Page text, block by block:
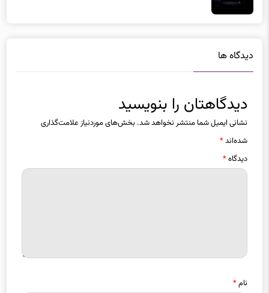
دیدگاه ها
دیدگاهتان را بنویسید
نشانی ایمیل شما منتشر نخواهد شد. بخش‌های موردنیاز علامت‌گذاری
شده‌اند*
دیدگاه*
نام*